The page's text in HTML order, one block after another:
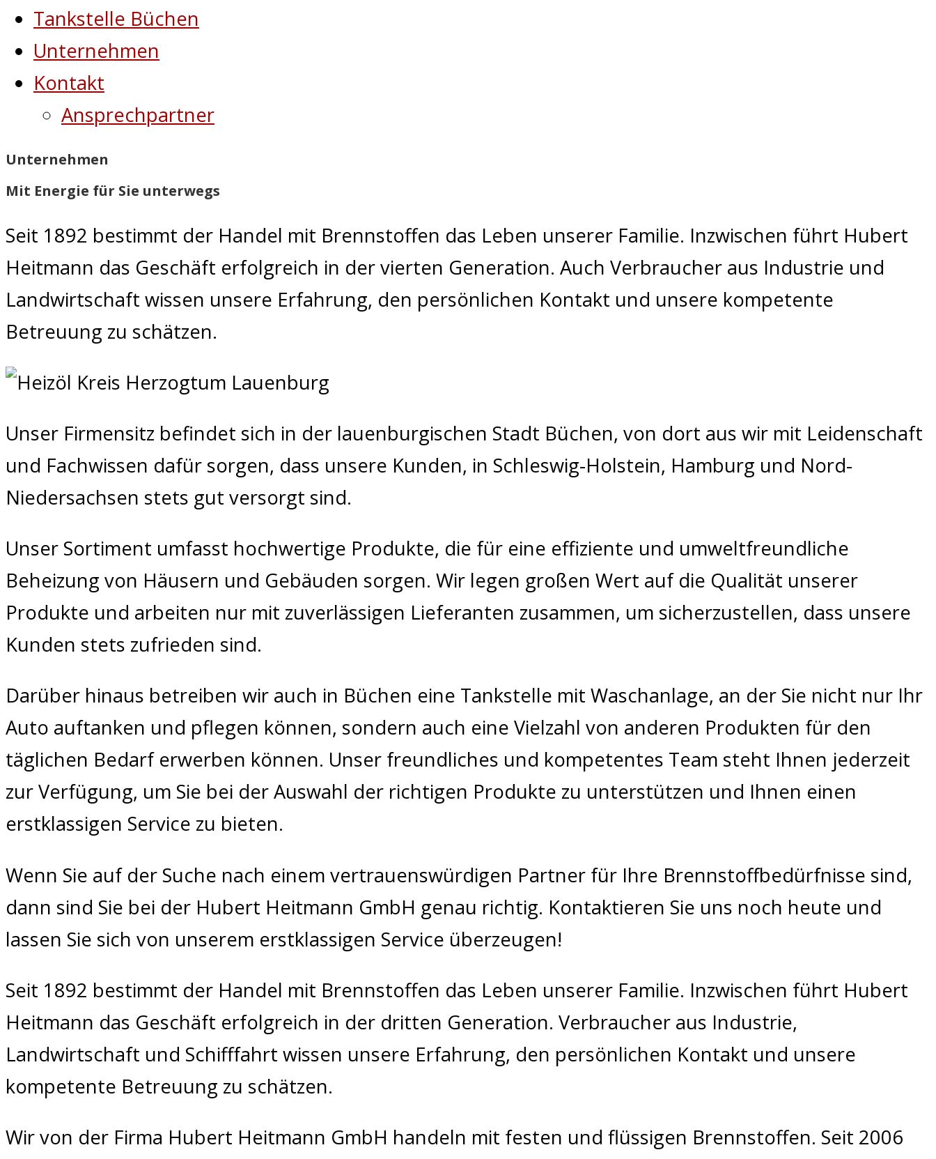
Tankstelle Büchen
Unternehmen
Kontakt
Ansprechpartner
Unternehmen
Mit Energie für Sie unterwegs
Seit 1892 bestimmt der Handel mit Brennstoffen das Leben unserer Familie. Inzwischen führt Hubert
Heitmann das Geschäft erfolgreich in der vierten Generation. Auch Verbraucher aus Industrie und
Landwirtschaft wissen unsere Erfahrung, den persönlichen Kontakt und unsere kompetente
Betreuung zu schätzen.
Unser Firmensitz befindet sich in der lauenburgischen Stadt Büchen, von dort aus wir mit Leidenschaft
und Fachwissen dafür sorgen, dass unsere Kunden, in Schleswig-Holstein, Hamburg und Nord-
Niedersachsen stets gut versorgt sind.
Unser Sortiment umfasst hochwertige Produkte, die für eine effiziente und umweltfreundliche
Beheizung von Häusern und Gebäuden sorgen. Wir legen großen Wert auf die Qualität unserer
Produkte und arbeiten nur mit zuverlässigen Lieferanten zusammen, um sicherzustellen, dass unsere
Kunden stets zufrieden sind.
Darüber hinaus betreiben wir auch in Büchen eine Tankstelle mit Waschanlage, an der Sie nicht nur Ihr
Auto auftanken und pflegen können, sondern auch eine Vielzahl von anderen Produkten für den
täglichen Bedarf erwerben können. Unser freundliches und kompetentes Team steht Ihnen jederzeit
zur Verfügung, um Sie bei der Auswahl der richtigen Produkte zu unterstützen und Ihnen einen
erstklassigen Service zu bieten.
Wenn Sie auf der Suche nach einem vertrauenswürdigen Partner für Ihre Brennstoffbedürfnisse sind,
dann sind Sie bei der Hubert Heitmann GmbH genau richtig. Kontaktieren Sie uns noch heute und
lassen Sie sich von unserem erstklassigen Service überzeugen!
Seit 1892 bestimmt der Handel mit Brennstoffen das Leben unserer Familie. Inzwischen führt Hubert
Heitmann das Geschäft erfolgreich in der dritten Generation. Verbraucher aus Industrie,
Landwirtschaft und Schifffahrt wissen unsere Erfahrung, den persönlichen Kontakt und unsere
kompetente Betreuung zu schätzen.
Wir von der Firma Hubert Heitmann GmbH handeln mit festen und flüssigen Brennstoffen. Seit 2006